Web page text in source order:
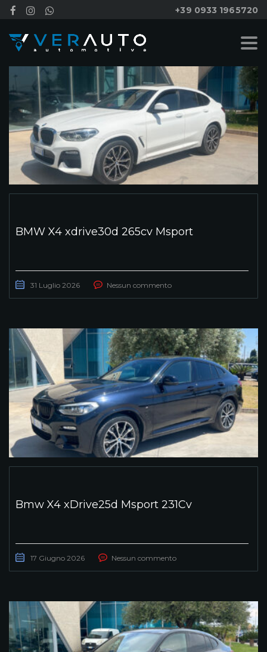
+39 0933 1965720
BMW X4 xdrive30d 265cv Msport
31 Luglio 2026 Nessun commento
Bmw X4 xDrive25d Msport 231Cv
17 Giugno 2026 Nessun commento